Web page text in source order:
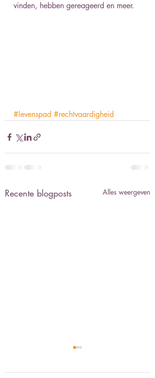
vinden, hebben gereageerd en meer.
#levenspad #rechtvaardigheid
Recente blogposts Alles weergeven